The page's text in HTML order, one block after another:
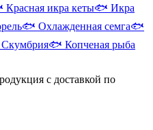
Красная икра кеты🐟 Икра
🐟 Охлажденная семга🐟
Скумбрия🐟 Копченая рыба
с доставкой по